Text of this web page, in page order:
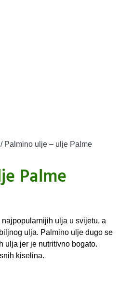
Palmino ulje – ulje Palme
Palme
ulja u svijetu, a
ulja. Palmino ulje dugo se
ulja jer je nutritivno bogato.
kiselina.